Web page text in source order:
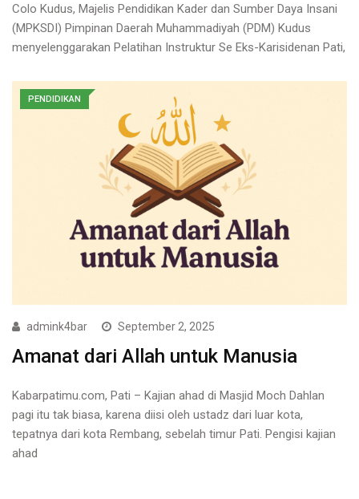
Colo Kudus, Majelis Pendidikan Kader dan Sumber Daya Insani
(MPKSDI) Pimpinan Daerah Muhammadiyah (PDM) Kudus
menyelenggarakan Pelatihan Instruktur Se Eks-Karisidenan Pati,
PENDIDIKAN
admink4bar September 2, 2025
Amanat dari Allah untuk Manusia
Kabarpatimu.com, Pati – Kajian ahad di Masjid Moch Dahlan
pagi itu tak biasa, karena diisi oleh ustadz dari luar kota,
tepatnya dari kota Rembang, sebelah timur Pati. Pengisi kajian
ahad